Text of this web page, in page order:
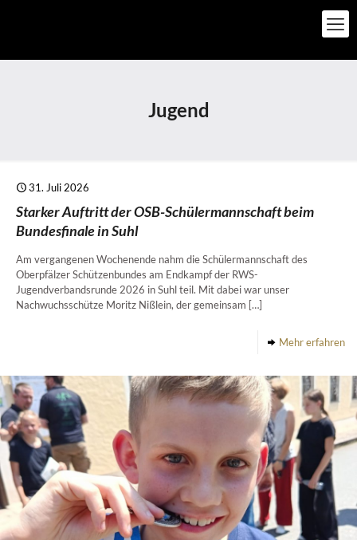
Jugend
31. Juli 2026
Starker Auftritt der OSB-Schülermannschaft beim
Bundesfinale in Suhl
Am vergangenen Wochenende nahm die Schülermannschaft des
Oberpfälzer Schützenbundes am Endkampf der RWS-
Jugendverbandsrunde 2026 in Suhl teil. Mit dabei war unser
Nachwuchsschütze Moritz Nißlein, der gemeinsam […]
Mehr erfahren